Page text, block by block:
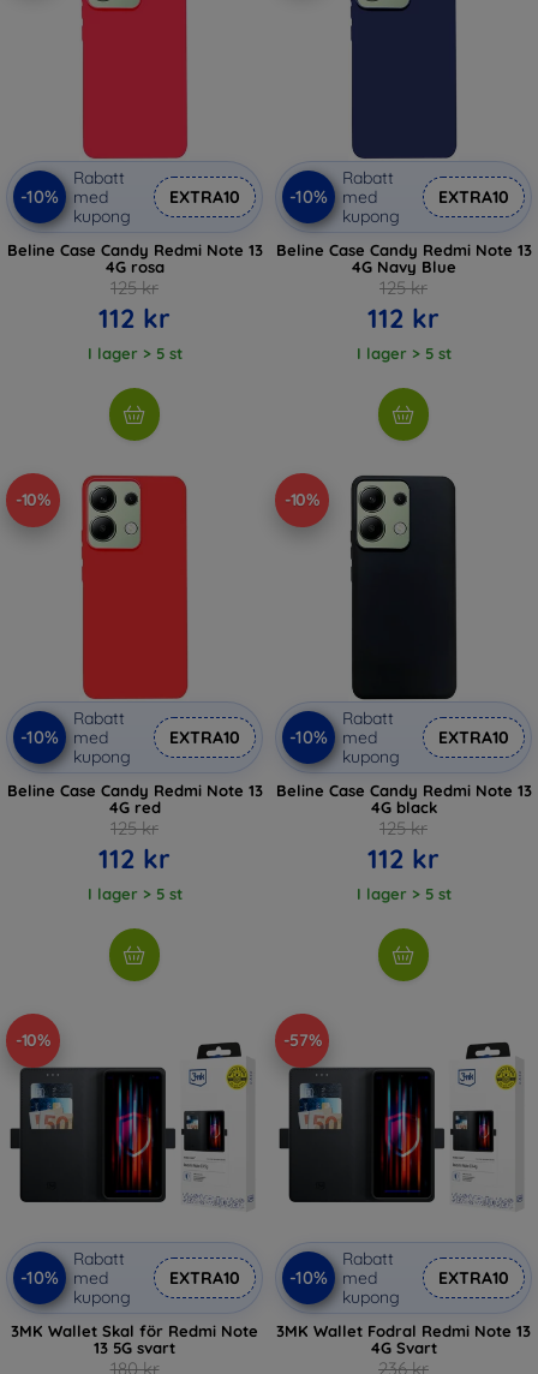
-10%
Rabatt
med
kupong
EXTRA10
Beline Case Candy Redmi Note 13
4G rosa
125 kr
112 kr
I lager > 5 st
-10%
Rabatt
med
kupong
EXTRA10
Beline Case Candy Redmi Note 13
4G Navy Blue
125 kr
112 kr
I lager > 5 st
-10%
-10%
Rabatt
med
kupong
EXTRA10
Beline Case Candy Redmi Note 13
4G red
125 kr
112 kr
I lager > 5 st
-10%
-10%
Rabatt
med
kupong
EXTRA10
Beline Case Candy Redmi Note 13
4G black
125 kr
112 kr
I lager > 5 st
-10%
-10%
Rabatt
med
kupong
EXTRA10
3MK Wallet Skal för Redmi Note
13 5G svart
180 kr
-57%
-10%
Rabatt
med
kupong
EXTRA10
3MK Wallet Fodral Redmi Note 13
4G Svart
236 kr